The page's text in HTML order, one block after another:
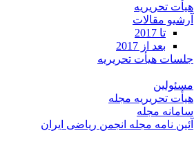
هیأت تحریریه
آرشیو مقالات
تا 2017
بعد از 2017
جلسات هیأت تحریریه
مسئولین
هیأت تحریریه مجله
سامانه مجله
آئین نامه مجله انجمن ریاضی ایران